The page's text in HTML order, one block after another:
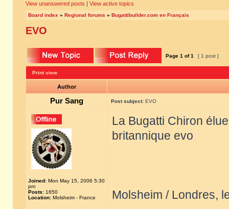
View unanswered posts | View active topics
Board index » Regional forums » Bugattibuilder.com en Français
EVO
Page 1 of1 [ 1 post ]
Print view
Author
Pur Sang Post subject: EVO
Joined: Mon May 15, 2006 5:30
pm
Posts: 1650
Location: Molsheim - France
La Bugatti Chiron
britannique evo
Molsheim / Londres,